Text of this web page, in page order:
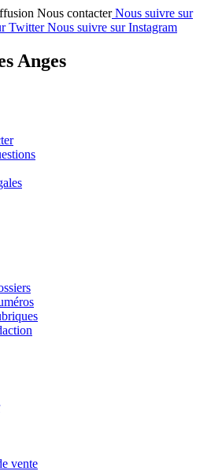
Nous contacter Nous suivre sur
Twitter Nous suivre sur Instagram
Anges
vente